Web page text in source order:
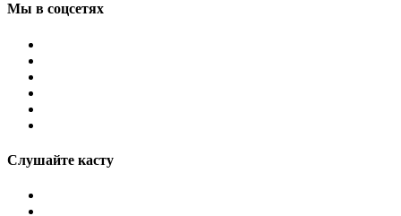
Мы в соцсетях
Слушайте касту